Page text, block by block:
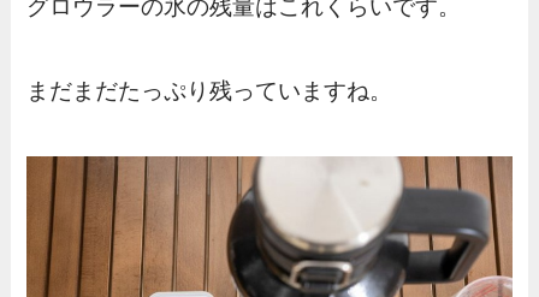
グロウラーの氷の残量はこれくらいです。
まだまだたっぷり残っていますね。